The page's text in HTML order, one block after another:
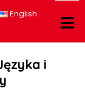
English
i